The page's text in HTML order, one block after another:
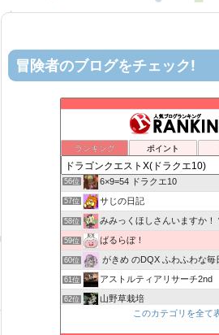
冒険者のブログをチェック!
ランキング ポイント
ヨモゲーム ドラクエ10攻略
54位 まいっちんぐ！ねるこ先生【
55位 星降る夜の活動記録
56位 6×9=54 ドラクエ10
57位 サじの日記
58位 みみっくほしさんいますか！
59位 ばるらぼ！
60位 がきめ のDQX ふわふわな毎
61位 アストルティアリサーチ2nd
62位 山野草栽培
オガ子物語
このカテゴリを全て